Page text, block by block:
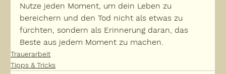
Nutze jeden Moment, um dein Leben zu
bereichern und den Tod nicht als etwas zu
fürchten, sondern als Erinnerung daran, das
Beste aus jedem Moment zu machen.
Trauerarbeit
Tipps & Tricks